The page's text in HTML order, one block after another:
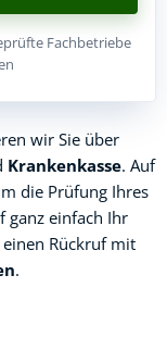
Fachbetriebe
wir Sie über
Krankenkasse. Auf
die Prüfung Ihres
ganz einfach Ihr
Rückruf mit
.